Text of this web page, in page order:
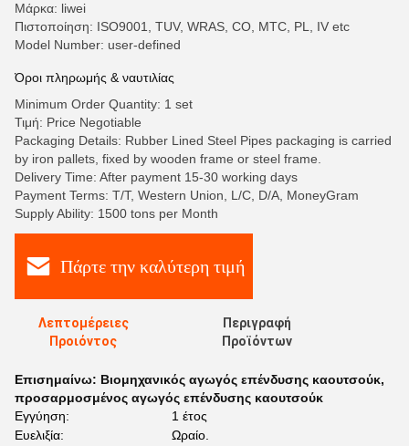
Μάρκα: liwei
Πιστοποίηση: ISO9001, TUV, WRAS, CO, MTC, PL, IV etc
Model Number: user-defined
Όροι πληρωμής & ναυτιλίας
Minimum Order Quantity: 1 set
Τιμή: Price Negotiable
Packaging Details: Rubber Lined Steel Pipes packaging is carried
by iron pallets, fixed by wooden frame or steel frame.
Delivery Time: After payment 15-30 working days
Payment Terms: T/T, Western Union, L/C, D/A, MoneyGram
Supply Ability: 1500 tons per Month
Πάρτε την καλύτερη τιμή
Λεπτομέρειες
Προιόντος
Περιγραφή
Προϊόντων
Επισημαίνω: Βιομηχανικός αγωγός επένδυσης καουτσούκ,
προσαρμοσμένος αγωγός επένδυσης καουτσούκ
Εγγύηση:
1 έτος
Ευελιξία:
Ωραίο.